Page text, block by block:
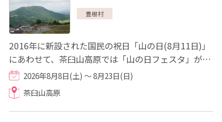
豊根村
2016年に新設された国民の祝日「山の日(8月11日)」
にあわせて、茶臼山高原では「山の日フェスタ」が開
催されます！ 豊根村のシンボルであり、愛知...
2026年8月8日(土) ～ 8月23日(日)
茶臼山高原